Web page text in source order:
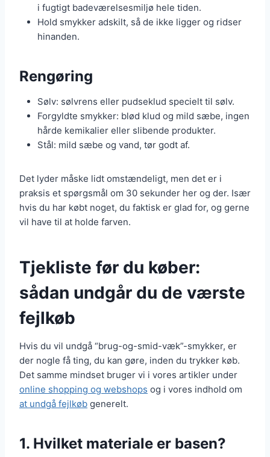
i fugtigt badeværelsesmiljø hele tiden.
Hold smykker adskilt, så de ikke ligger og ridser
hinanden.
Rengøring
Sølv: sølvrens eller pudseklud specielt til sølv.
Forgyldte smykker: blød klud og mild sæbe, ingen
hårde kemikalier eller slibende produkter.
Stål: mild sæbe og vand, tør godt af.
Det lyder måske lidt omstændeligt, men det er i
praksis et spørgsmål om 30 sekunder her og der. Især
hvis du har købt noget, du faktisk er glad for, og gerne
vil have til at holde farven.
Tjekliste før du køber:
sådan undgår du de værste
fejlkøb
Hvis du vil undgå “brug-og-smid-væk”-smykker, er
der nogle få ting, du kan gøre, inden du trykker køb.
Det samme mindset bruger vi i vores artikler under
online shopping og webshops og i vores indhold om
at undgå fejlkøb generelt.
1. Hvilket materiale er basen?